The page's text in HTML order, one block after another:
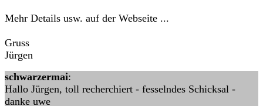
Mehr Details usw. auf der Webseite ...
Gruss
Jürgen
schwarzermai:
Hallo Jürgen, toll recherchiert - fesselndes Schicksal -
danke uwe